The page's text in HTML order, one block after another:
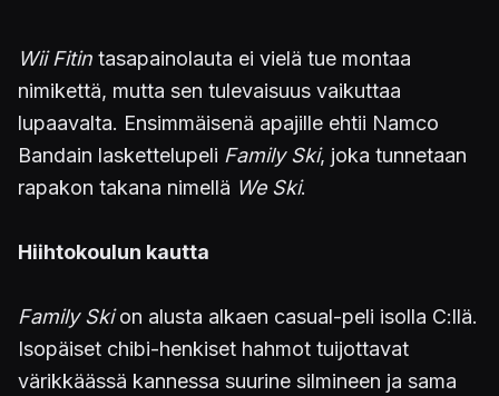
Wii Fitin tasapainolauta ei vielä tue montaa
nimikettä, mutta sen tulevaisuus vaikuttaa
lupaavalta. Ensimmäisenä apajille ehtii Namco
Bandain laskettelupeli Family Ski, joka tunnetaan
rapakon takana nimellä We Ski.
Hiihtokoulun kautta
Family Skion alusta alkaen casual-peli isolla C:llä.
Isopäiset chibi-henkiset hahmot tuijottavat
värikkäässä kannessa suurine silmineen ja sama